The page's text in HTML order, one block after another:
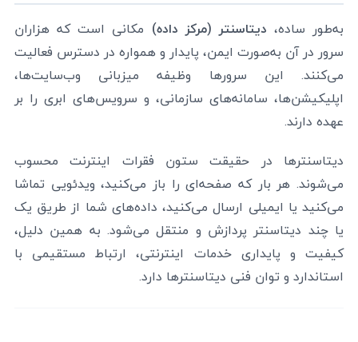
به‌طور ساده، دیتاسنتر (مرکز داده) مکانی است که هزاران
سرور در آن به‌صورت ایمن، پایدار و همواره در دسترس فعالیت
می‌کنند. این سرورها وظیفه میزبانی وب‌سایت‌ها،
اپلیکیشن‌ها، سامانه‌های سازمانی، و سرویس‌های ابری را بر
عهده دارند.
دیتاسنترها در حقیقت ستون فقرات اینترنت محسوب
می‌شوند. هر بار که صفحه‌ای را باز می‌کنید، ویدئویی تماشا
می‌کنید یا ایمیلی ارسال می‌کنید، داده‌های شما از طریق یک
یا چند دیتاسنتر پردازش و منتقل می‌شود. به همین دلیل،
کیفیت و پایداری خدمات اینترنتی، ارتباط مستقیمی با
استاندارد و توان فنی دیتاسنترها دارد.